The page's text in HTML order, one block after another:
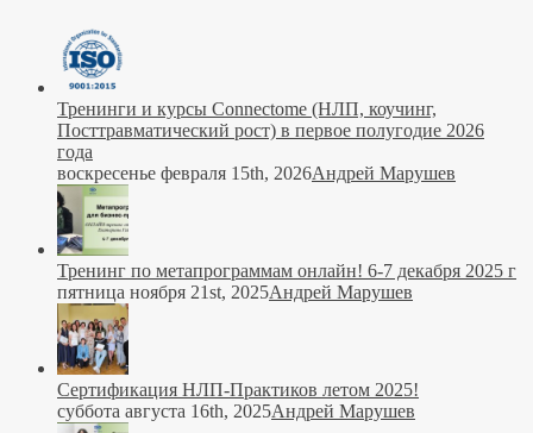
Тренинги и курсы Connectome (НЛП, коучинг,
Посттравматический рост) в первое полугодие 2026
года
воскресенье февраля 15th, 2026Андрей Марушев
Тренинг по метапрограммам онлайн! 6-7 декабря 2025 г
пятница ноября 21st, 2025Андрей Марушев
Сертификация НЛП-Практиков летом 2025!
суббота августа 16th, 2025Андрей Марушев